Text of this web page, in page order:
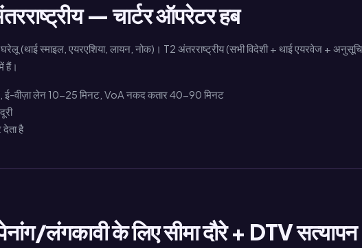
— चार्टर ऑपरेटर हब
(थाई स्माइल, एयरएशिया, लायन, नोक)। T2 अंतरराष्ट्रीय (सभी विदेशी + थाई एयरवेज +
हैं।
वीज़ा लेन 10-25 मिनट, VoA नकद कतार 40-90 मिनट
देता है
लंगकावी के लिए सीमा दौरे + DTV सत्यापन